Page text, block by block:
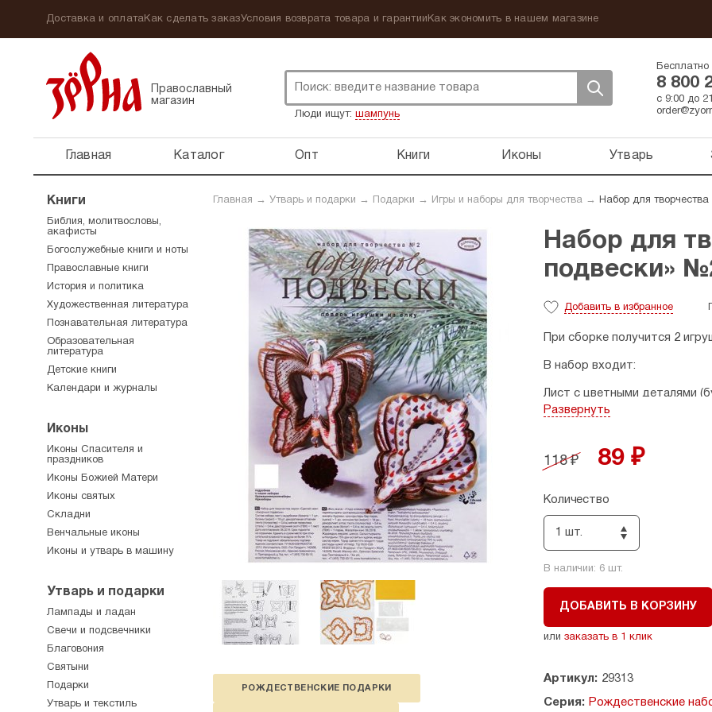
Доставка и оплатаКак сделать заказУсловия возврата товара и гарантии Как экономить в нашем магазине
Православный
магазин
Люди ищут: шампунь
Бесплатно
8 800
с 9:00 до
Главная Каталог Опт Книги Иконы Утварь
Главная → Утварь и подарки → Подарки → Игры и наборы для творчества → Набор для
РОЖДЕСТВЕНСКИЕ ПОДАРКИ
Набор для
подвески»
Добавить в избранное
При сборке получится 2
В набор входит:
Лист с цветными деталями
декоративная атласная лента
двусторонний скотч;
инструкция на обратной
для рождественской ёлки.
Набор будет интересен как
Срок годности: неограничен.
Развернуть
118 ₽ 89 ₽
Количество
1 шт.
В наличии: 6шт.
ДОБАВИТЬ В КОРЗИНУ
или заказать в 1 клик
Артикул: 29313
Серия: Рождественские
Книги
Библия, молитвословы,
акафисты
Богослужебные книги и ноты
Православные книги
История и политика
Художественная литература
Познавательная литература
Образовательная
литература
Детские книги
Календари и журналы
Иконы
Иконы Спасителя и
праздников
Иконы Божией Матери
Иконы святых
Складни
Венчальные иконы
Иконы и утварь в машину
Утварь и подарки
Лампады и ладан
Свечи и подсвечники
Благовония
Святыни
Подарки
Утварь и текстиль